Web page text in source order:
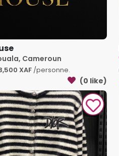
Cameroun
XAF/personne.
(0 like)